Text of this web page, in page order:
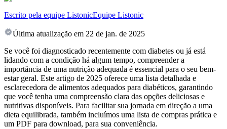
Escrito pela equipe ListonicEquipe Listonic
Última atualização em 22 de jan. de 2025
Se você foi diagnosticado recentemente com diabetes ou já está
lidando com a condição há algum tempo, compreender a
importância de uma nutrição adequada é essencial para o seu bem-
estar geral. Este artigo de 2025 oferece uma lista detalhada e
esclarecedora de alimentos adequados para diabéticos, garantindo
que você tenha uma compreensão clara das opções deliciosas e
nutritivas disponíveis. Para facilitar sua jornada em direção a uma
dieta equilibrada, também incluímos uma lista de compras prática e
um PDF para download, para sua conveniência.